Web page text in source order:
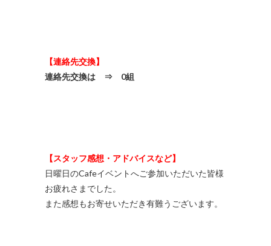
【連絡先交換】
連絡先交換は ⇒ 0組
【スタッフ感想・アドバイスなど】
日曜日のCafeイベントへご参加いただいた皆様
お疲れさまでした。
また感想もお寄せいただき有難うございます。